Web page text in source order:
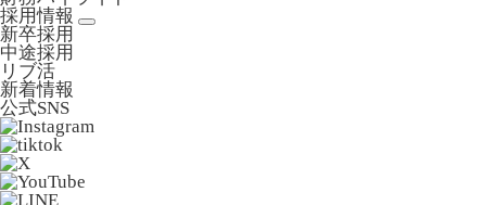
採用情報
新卒採用
中途採用
リブ活
新着情報
公式SNS